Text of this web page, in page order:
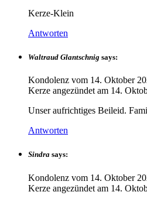
Kerze-Klein
Antworten
Waltraud Glantschnig says:
Kondolenz vom 14. Oktober
Kerze angezündet am 14.
Unser aufrichtiges Beileid.
Antworten
Sindra says:
Kondolenz vom 14. Oktober
Kerze angezündet am 14.